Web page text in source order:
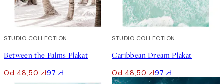
50%*
STUDIO COLLECTION
Between the Palms Plakat
Od 48,50 zł97 zł
50%*
STUDIO COLLECTION
Caribbean Dream Plakat
Od 48,50 zł97 zł